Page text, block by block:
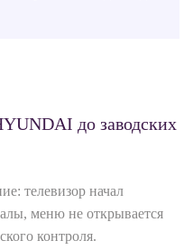
до заводских
телевизор начал
меню не открывается
контроля.